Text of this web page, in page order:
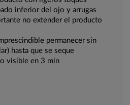
inferior del ojo y arrugas
no extender el producto
permanecer sin
hasta que se seque
visible en 3 min